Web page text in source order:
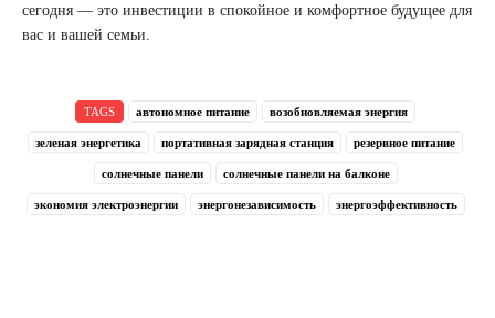
сегодня — это инвестиции в спокойное и комфортное будущее для
вас и вашей семьи.
TAGS автономное питание возобновляемая энергия
зеленая энергетика портативная зарядная станция резервное питание
солнечные панели солнечные панели на балконе
экономия электроэнергии энергонезависимость энергоэффективность